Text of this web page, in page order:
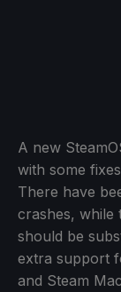
A new
with some
There have
crashes, while
should be
extra support
and Steam